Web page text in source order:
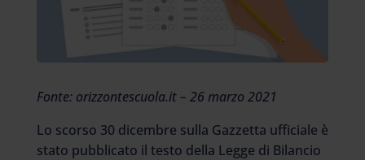
Fonte: orizzontescuola.it – 26 marzo 2021
Lo scorso 30 dicembre sulla Gazzetta ufficiale è
stato pubblicato il testo della Legge di Bilancio